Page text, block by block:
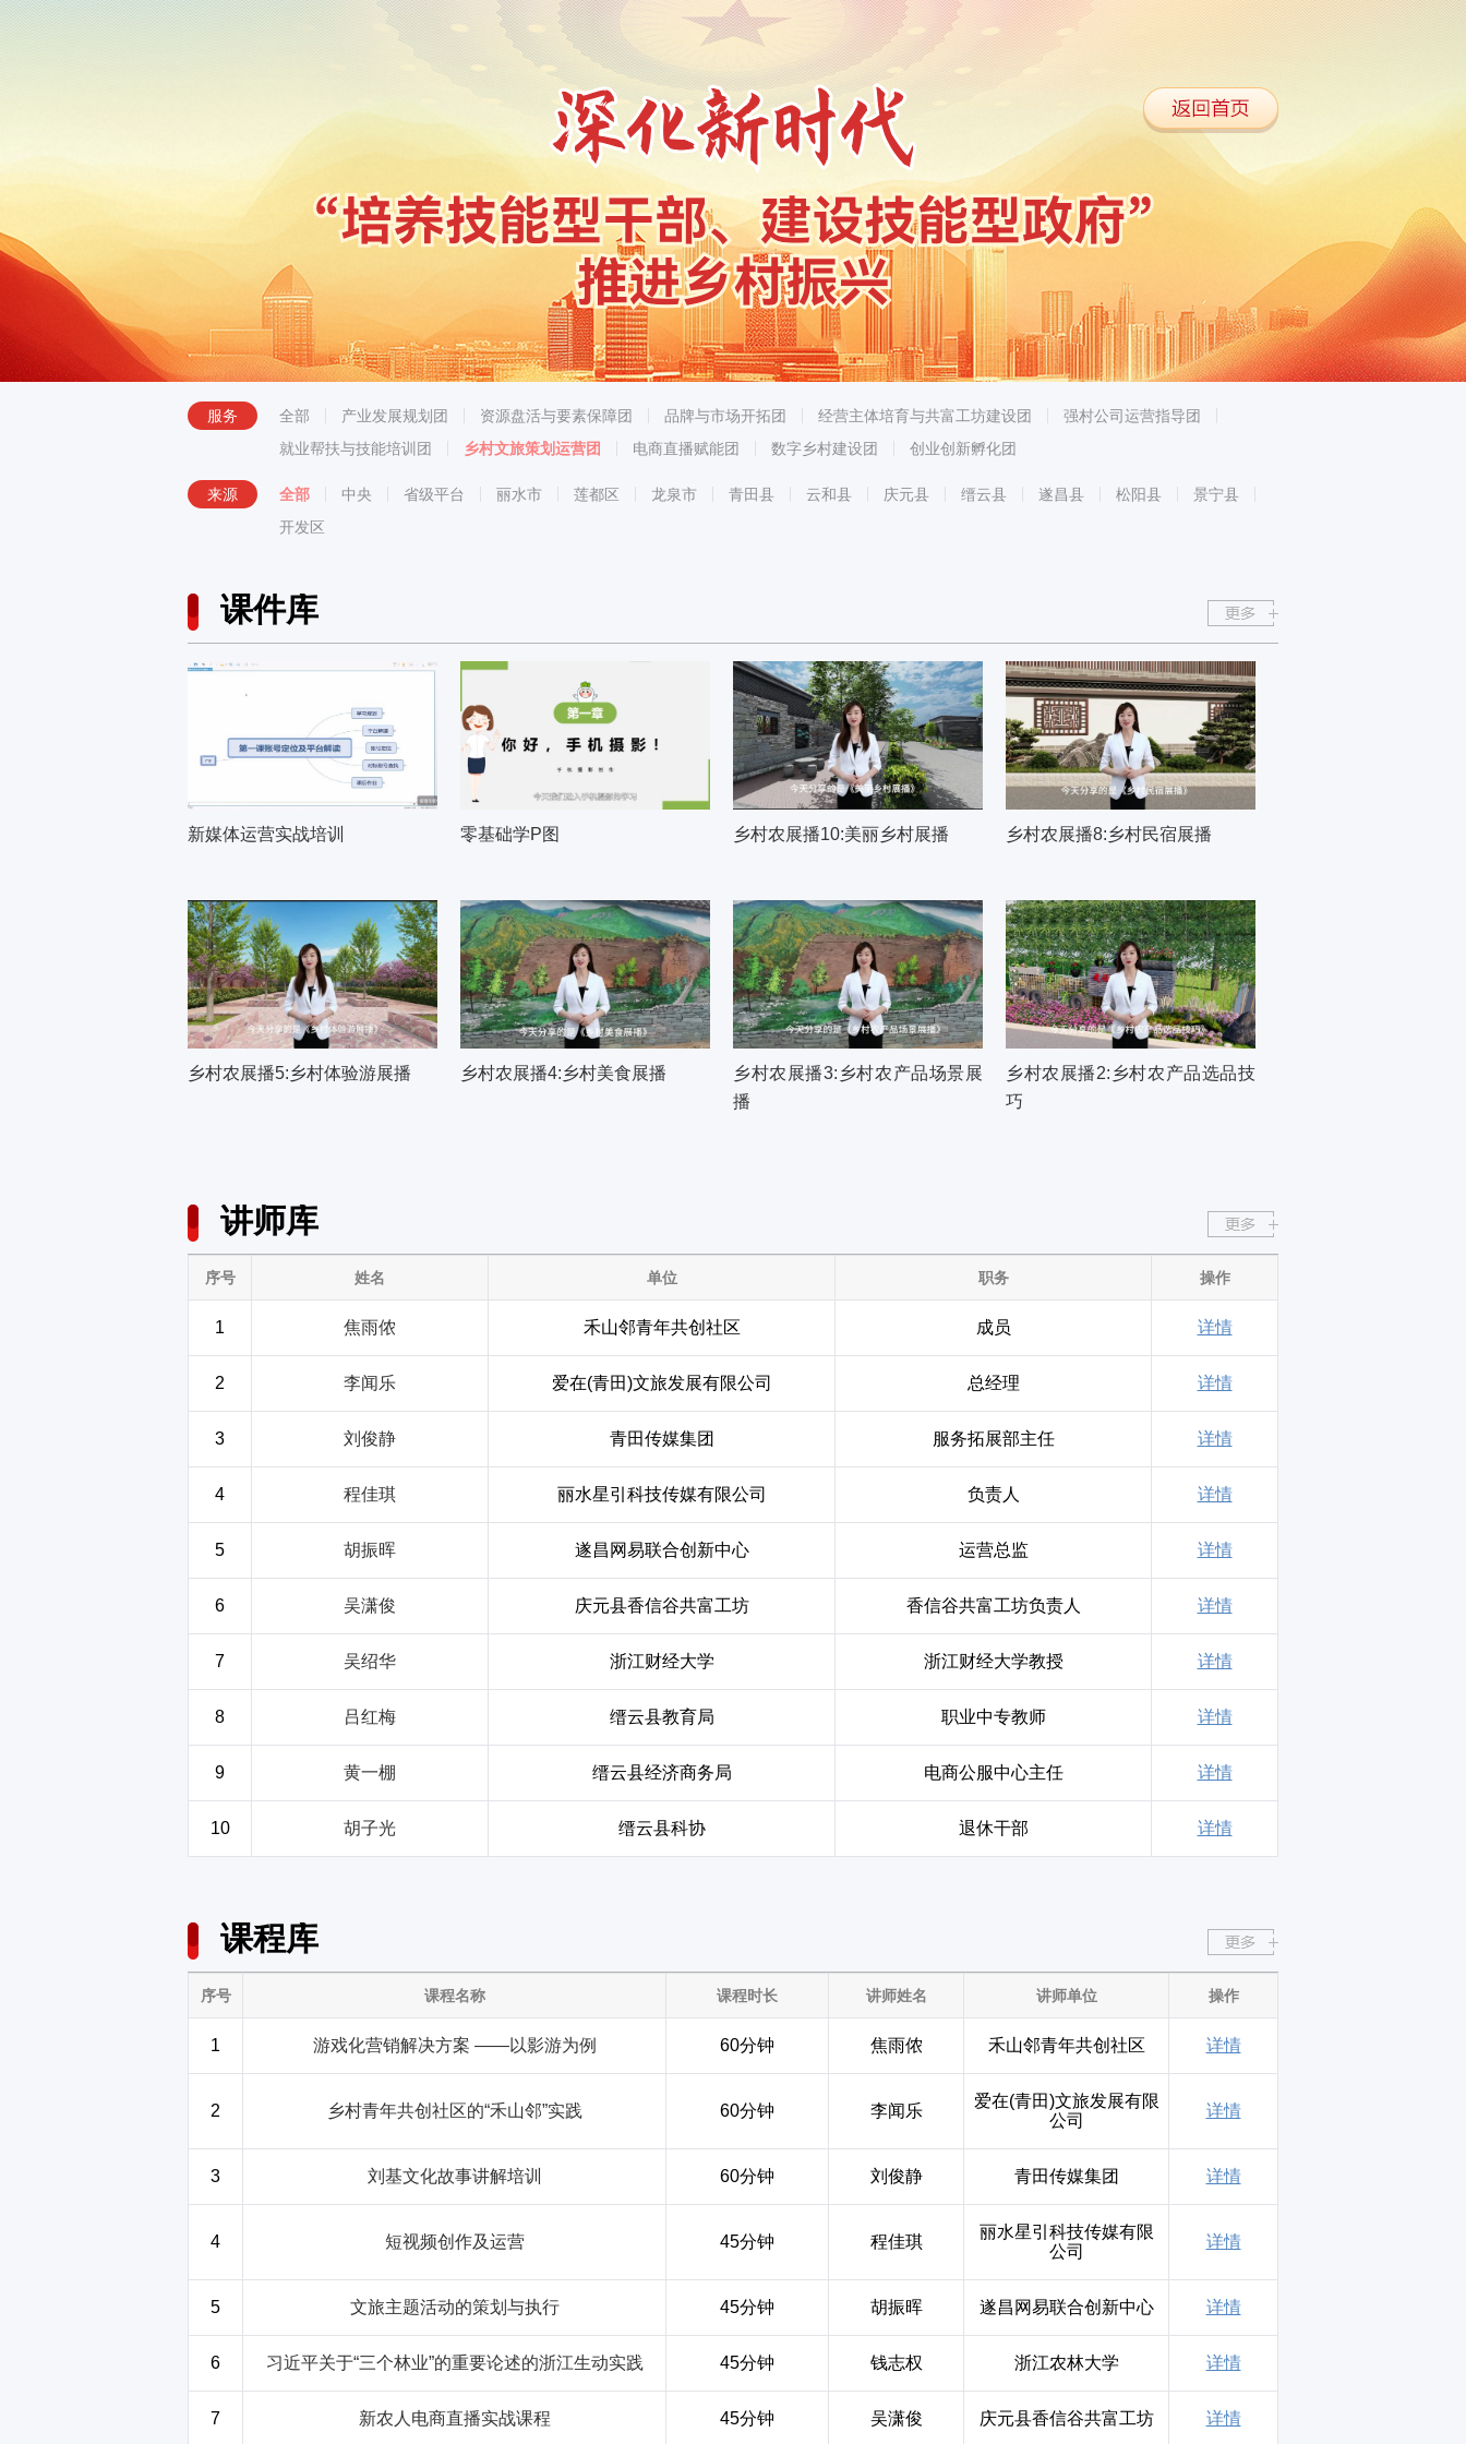
服务 全部 产业发展规划团 资源盘活与要素保障团 品牌与市场开拓团 经营主体培育与共富工坊建设团
强村公司运营指导团
就业帮扶与技能培训团
乡村文旅策划运营团 电商直播赋能团 数字乡村建设团 创业创新孵化团
来源 全部 中央 省级平台 丽水市 莲都区 龙泉市 青田县 云和县 庆元县 缙云县 遂昌县 松阳县
景宁县
开发区
课件库
新媒体运营实战培训 零基础学P图 乡村农展播10:美丽乡村展播 乡村农展播8:乡村民宿展播
乡村农展播5:乡村体验游展播 乡村农展播4:乡村美食展播
乡村农展播3:乡村农产品场景展
播
乡村农展播2:乡村农产品选品技
巧
讲师库
序号 姓名 单位 职务 操作
1 焦雨侬 禾山邻青年共创社区 成员 详情
2 李闻乐 爱在(青田)文旅发展有限公司 总经理 详情
3 刘俊静 青田传媒集团 服务拓展部主任 详情
4 程佳琪 丽水星引科技传媒有限公司 负责人 详情
5 胡振晖 遂昌网易联合创新中心 运营总监 详情
6 吴潇俊 庆元县香信谷共富工坊 香信谷共富工坊负责人 详情
7 吴绍华 浙江财经大学 浙江财经大学教授 详情
8 吕红梅 缙云县教育局 职业中专教师 详情
9 黄一棚 缙云县经济商务局 电商公服中心主任 详情
10 胡子光 缙云县科协 退休干部 详情
课程库
序号 课程名称 课程时长 讲师姓名 讲师单位 操作
1 游戏化营销解决方案 ——以影游为例 60分钟 焦雨侬 禾山邻青年共创社区 详情
2 乡村青年共创社区的“禾山邻”实践 60分钟 李闻乐
爱在(青田)文旅发展有限
公司
详情
3 刘基文化故事讲解培训 60分钟 刘俊静 青田传媒集团 详情
4 短视频创作及运营 45分钟 程佳琪
丽水星引科技传媒有限
公司
详情
5 文旅主题活动的策划与执行 45分钟 胡振晖 遂昌网易联合创新中心 详情
6 习近平关于“三个林业”的重要论述的浙江生动实践 45分钟 钱志权 浙江农林大学 详情
7 新农人电商直播实战课程 45分钟 吴潇俊 庆元县香信谷共富工坊 详情